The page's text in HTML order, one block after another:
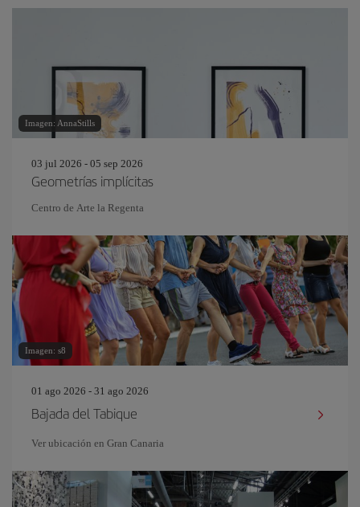
Imagen: AnnaStills
03 jul 2026 - 05 sep 2026
Geometrías implícitas
Centro de Arte la Regenta
Imagen: s8
01 ago 2026 - 31 ago 2026
Bajada del Tabique
Ver ubicación en Gran Canaria